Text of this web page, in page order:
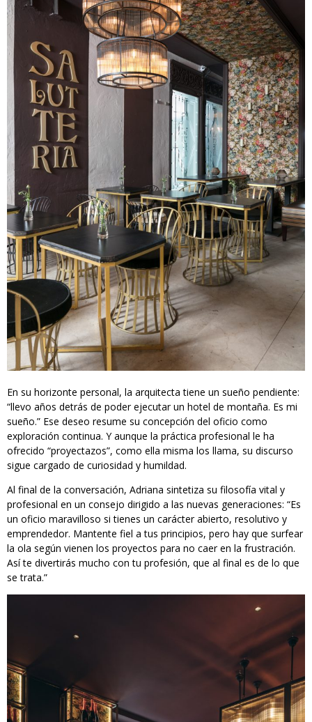
En su horizonte personal, la arquitecta tiene un sueño pendiente:
“llevo años detrás de poder ejecutar un hotel de montaña. Es mi
sueño.” Ese deseo resume su concepción del oficio como
exploración continua. Y aunque la práctica profesional le ha
ofrecido “proyectazos”, como ella misma los llama, su discurso
sigue cargado de curiosidad y humildad.
Al final de la conversación, Adriana sintetiza su filosofía vital y
profesional en un consejo dirigido a las nuevas generaciones: “Es
un oficio maravilloso si tienes un carácter abierto, resolutivo y
emprendedor. Mantente fiel a tus principios, pero hay que surfear
la ola según vienen los proyectos para no caer en la frustración.
Así te divertirás mucho con tu profesión, que al final es de lo que
se trata.”